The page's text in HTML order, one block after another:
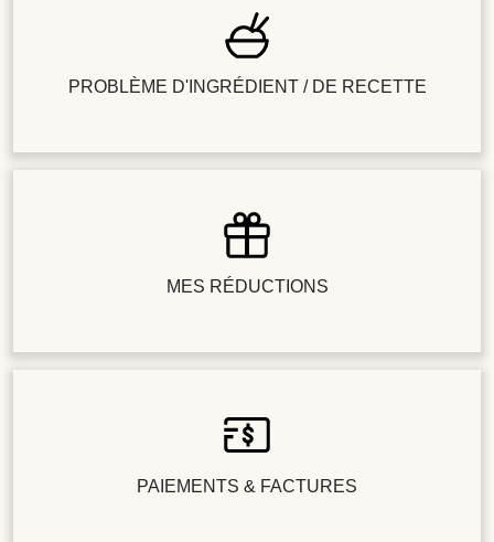
PROBLÈME D'INGRÉDIENT / DE RECETTE
MES RÉDUCTIONS
PAIEMENTS & FACTURES